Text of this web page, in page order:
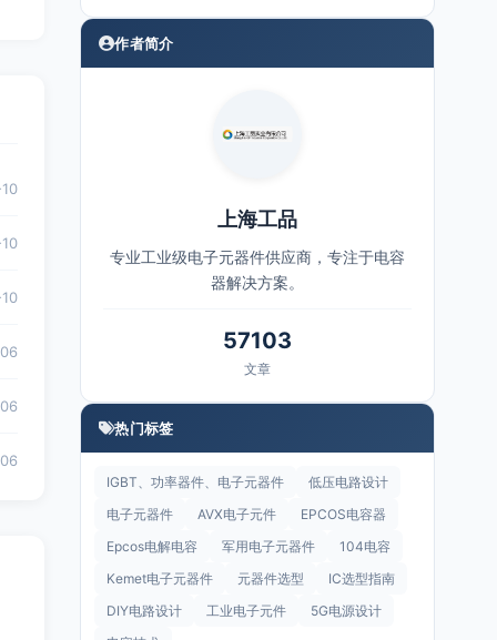
作者简介
上海工品
专业工业级电子元器件供应商，专注于电容
器解决方案。
57103
文章
热门标签
IGBT、功率器件、电子元器件
低压电路设计
电子元器件
AVX电子元件
EPCOS电容器
Epcos电解电容
军用电子元器件
104电容
Kemet电子元器件
元器件选型
IC选型指南
DIY电路设计
工业电子元件
5G电源设计